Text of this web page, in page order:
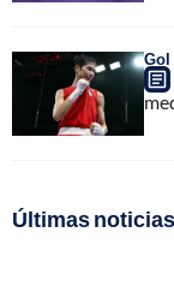
Gol
Últimas noticias